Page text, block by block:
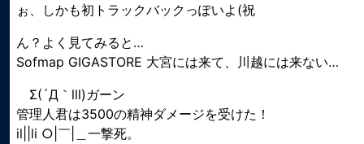
ぉ、しかも初トラックバックっぽいよ(祝
ん？よく見てみると…
Sofmap GIGASTORE 大宮には来て、川越には来ない…
Σ(´Д｀lll)ガーン
管理人君は3500の精神ダメージを受けた！
il||li ○|￣|＿一撃死。